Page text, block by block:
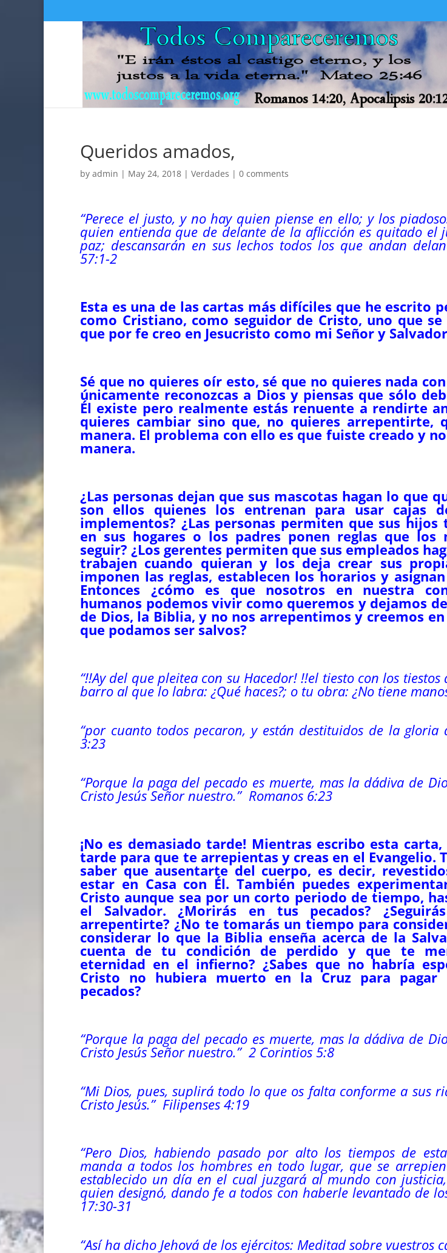
Queridos amados,
by admin | May 24, 2018 | Verdades | 0 comments
“Perece el justo, y no hay quien piense en ello; y los
quien entienda que de delante de la aflicción es quitado
paz; descansarán en sus lechos todos los que andan
57:1-2
Esta es una de las cartas más difíciles que he escrito
como Cristiano, como seguidor de Cristo, uno que
que por fe creo en Jesucristo como mi Señor y
Sé que no quieres oír esto, sé que no quieres nada
únicamente reconozcas a Dios y piensas que sólo
Él existe pero realmente estás renuente a rendirte
quieres cambiar sino que, no quieres arrepentirte,
manera. El problema con ello es que fuiste creado y
manera.
¿Las personas dejan que sus mascotas hagan lo que
son ellos quienes los entrenan para usar cajas
implementos? ¿Las personas permiten que sus hijos
en sus hogares o los padres ponen reglas que los
seguir? ¿Los gerentes permiten que sus empleados
trabajen cuando quieran y los deja crear sus
imponen las reglas, establecen los horarios y
Entonces ¿cómo es que nosotros en nuestra
humanos podemos vivir como queremos y dejamos
de Dios, la Biblia, y no nos arrepentimos y creemos
que podamos ser salvos?
“!!Ay del que pleitea con su Hacedor! !!el tiesto con los
barro al que lo labra: ¿Qué haces?; o tu obra: ¿No tiene
“por cuanto todos pecaron, y están destituidos de la gloria
3:23
“Porque la paga del pecado es muerte, mas la dádiva de
Cristo Jesús Señor nuestro.” Romanos 6:23
¡No es demasiado tarde! Mientras escribo esta
tarde para que te arrepientas y creas en el Evangelio.
saber que ausentarte del cuerpo, es decir,
estar en Casa con Él. También puedes
Cristo aunque sea por un corto periodo de tiempo,
el Salvador. ¿Morirás en tus pecados?
arrepentirte? ¿No te tomarás un tiempo para
considerar lo que la Biblia enseña acerca de la
cuenta de tu condición de perdido y que te
eternidad en el infierno? ¿Sabes que no habría
Cristo no hubiera muerto en la Cruz para
pecados?
“Porque la paga del pecado es muerte, mas la dádiva de
Cristo Jesús Señor nuestro.” 2 Corintios 5:8
“Mi Dios, pues, suplirá todo lo que os falta conforme a sus
Cristo Jesús.” Filipenses 4:19
“Pero Dios, habiendo pasado por alto los tiempos de
manda a todos los hombres en todo lugar, que se
establecido un día en el cual juzgará al mundo con
quien designó, dando fe a todos con haberle levantado de
17:30-31
“Así ha dicho Jehová de los ejércitos: Meditad sobre vuestros